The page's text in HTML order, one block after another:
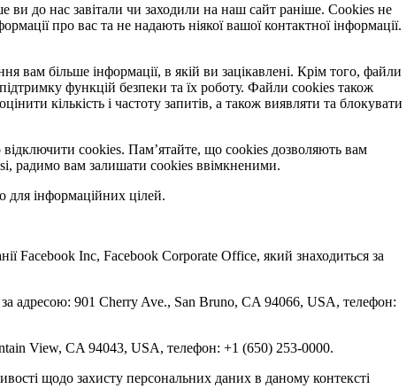
ви до нас завітали чи заходили на наш сайт раніше. Cookies не
про вас та не надають ніякої вашої контактної інформації.
вам більше інформації, в якій ви зацікавлені. Крім того, файли
функцій безпеки та їх роботу. Файли cookies також
кількість і частоту запитів, а також виявляти та блокувати
cookies. Пам’ятайте, що cookies дозволяють вам
радимо вам залишати cookies ввімкненими.
для інформаційних цілей.
Facebook Inc, Facebook Corporate Office, який знаходиться за
адресою: 901 Cherry Ave., San Bruno, CA 94066, USA, телефон:
View, CA 94043, USA, телефон: +1 (650) 253-0000.
щодо захисту персональних даних в даному контексті